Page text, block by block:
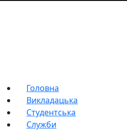
Головна
Викладацька
Студентська
Служби